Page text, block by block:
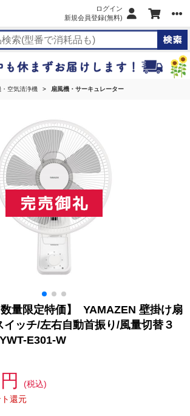
ログイン
新規会員登録(無料)
空気清浄機 扇風機・サーキュレーター
数量限定特価】 YAMAZEN 壁掛け扇
ッチ/左右自動首振り/風量切替３
E301-W
(税込)
還元